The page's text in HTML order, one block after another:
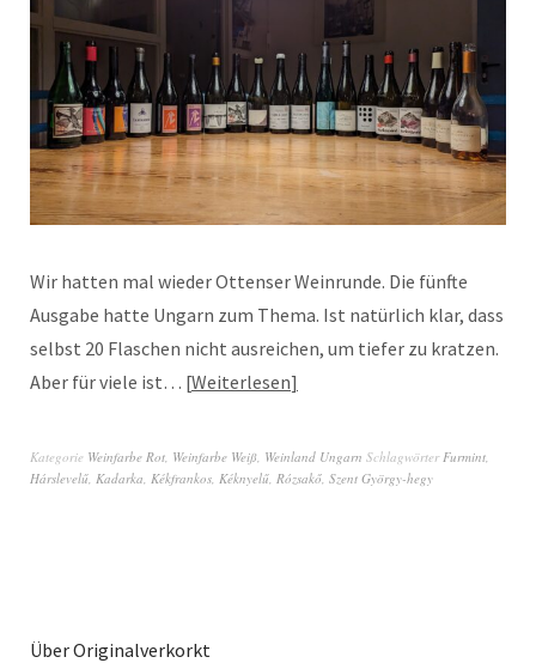
Wir hatten mal wieder Ottenser Weinrunde. Die fünfte
Ausgabe hatte Ungarn zum Thema. Ist natürlich klar, dass
selbst 20 Flaschen nicht ausreichen, um tiefer zu kratzen.
Aber für viele ist… Weiterlesen
Kategorie Weinfarbe Rot, Weinfarbe Weiß, Weinland Ungarn SchlagwörterFurmint,
Hárslevelű, Kadarka, Kékfrankos, Kéknyelű, Rózsakő, Szent György-hegy
Über Originalverkorkt